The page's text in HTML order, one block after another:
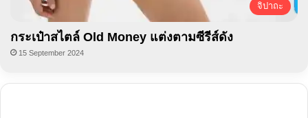
จิปาถะ
กระเป๋าสไตล์ Old Money แต่งตามซีรีส์ดัง
15 September 2024